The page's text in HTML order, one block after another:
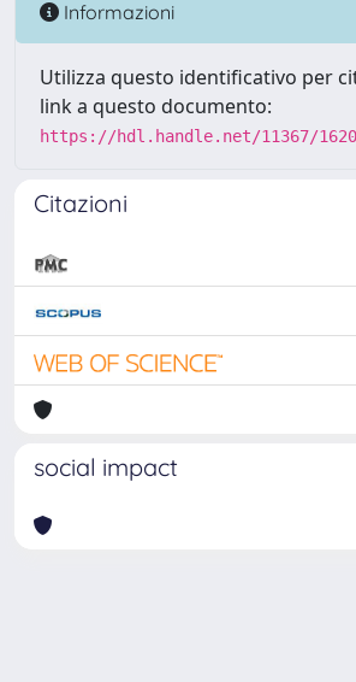
Informazioni
Utilizza questo identificativo per
link a questo documento:
https://hdl.handle.net/11367/
Citazioni
social impact